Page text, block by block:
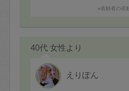
※依頼者の依
40代 女性より
えりぽん